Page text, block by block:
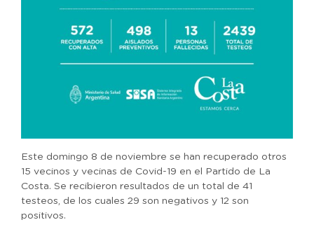
Este domingo 8 de noviembre se han recuperado otros
15 vecinos y vecinas de Covid-19 en el Partido de La
Costa. Se recibieron resultados de un total de 41
testeos, de los cuales 29 son negativos y 12 son
positivos.